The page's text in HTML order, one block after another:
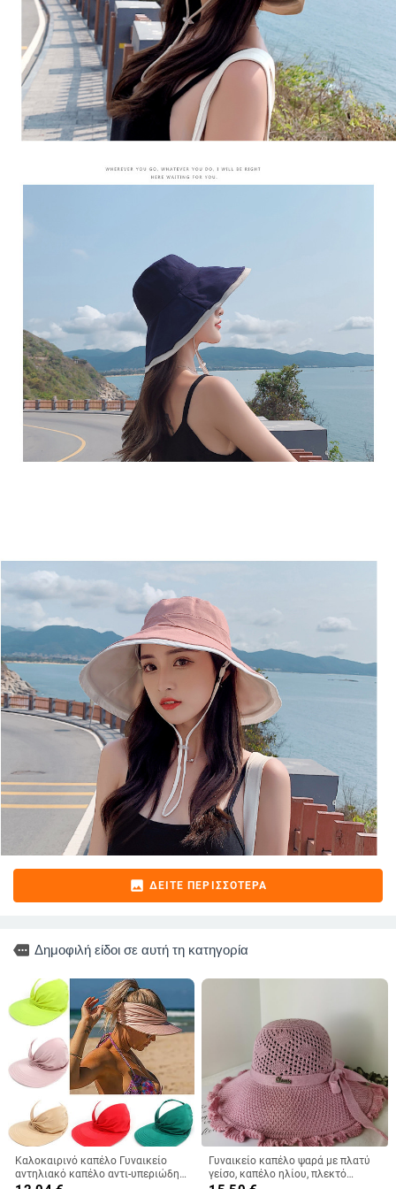
image ΔΕΊΤΕ ΠΕΡΙΣΣΌΤΕΡΑ
more Δημοφιλή είδοι σε αυτή τη κατηγορία
Καλοκαιρινό καπέλο Γυναικείο
αντηλιακό καπέλο αντι-υπεριώδης
Γυναικείο καπέλο ψαρά με πλατύ
γείσο, καπέλο ηλίου, πλεκτό